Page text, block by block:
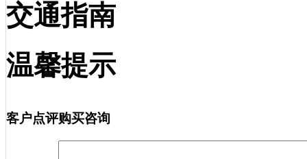
交通指南
温馨提示
客户点评购买咨询